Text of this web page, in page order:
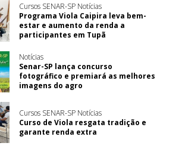
Cursos SENAR-SP Notícias
Programa Viola Caipira leva bem-
estar e aumento da renda a
participantes em Tupã
Notícias
Senar-SP lança concurso
fotográfico e premiará as melhores
imagens do agro
Cursos SENAR-SP Notícias
Curso de Viola resgata tradição e
garante renda extra